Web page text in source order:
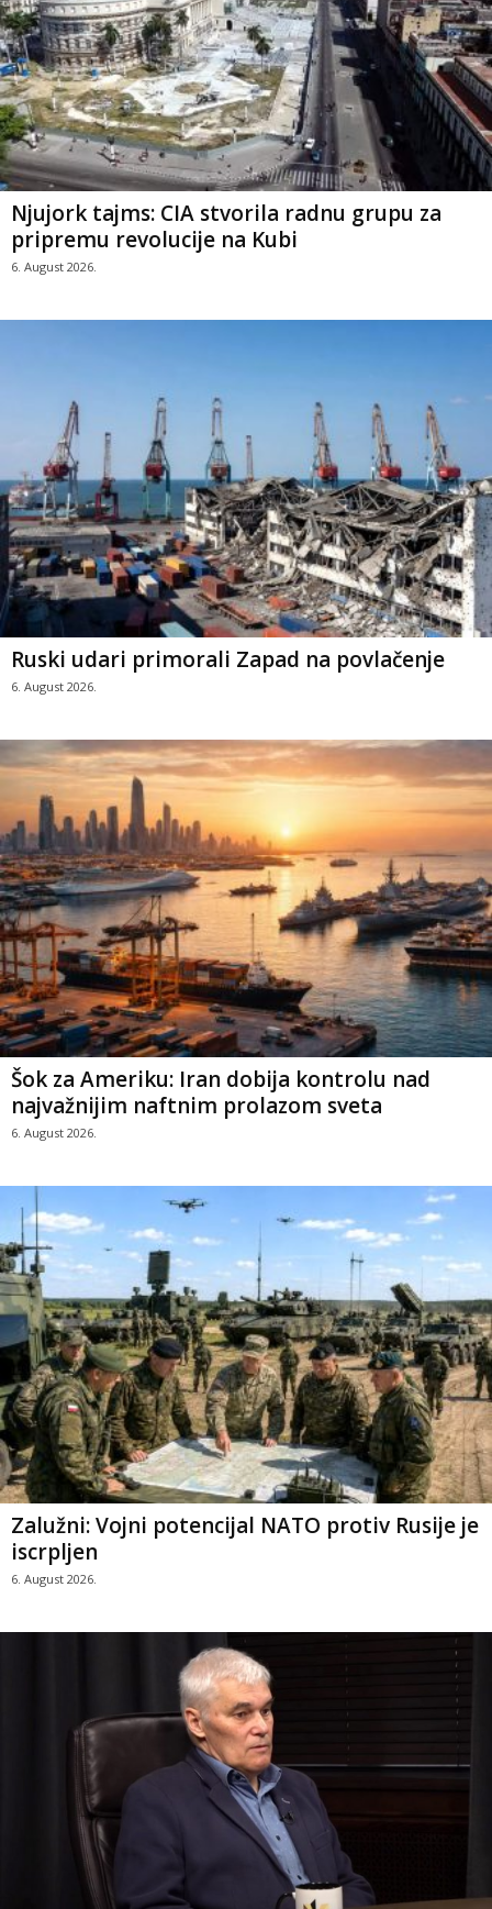
Njujork tajms: CIA stvorila radnu grupu za
pripremu revolucije na Kubi
6. August 2026.
Ruski udari primorali Zapad na povlačenje
6. August 2026.
Šok za Ameriku: Iran dobija kontrolu nad
najvažnijim naftnim prolazom sveta
6. August 2026.
Zalužni: Vojni potencijal NATO protiv Rusije je
iscrpljen
6. August 2026.